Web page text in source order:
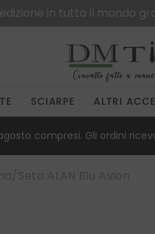
in tutto il mondo
SCIARPE ALTRI
compresi. Gli ordini